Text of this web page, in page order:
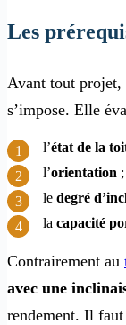
Les
Avant tout projet,
s’impose. Elle
l’état de la
l’orientation ;
le degré
la capacité
Contrairement au
avec une
rendement. Il